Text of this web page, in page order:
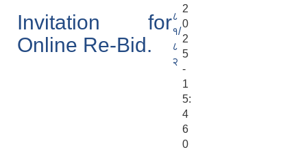
Invitation for
Online Re-Bid.
८
१/
८
२
2
0
2
5
-
1
5:
4
6
0